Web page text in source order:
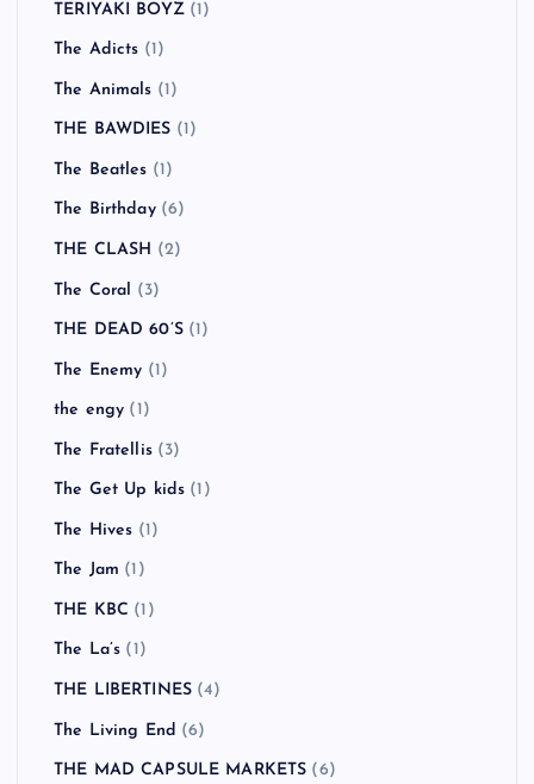
TERIYAKI BOYZ(1)
The Adicts (1)
The Animals (1)
THE BAWDIES (1)
The Beatles (1)
The Birthday(6)
THE CLASH (2)
The Coral (3)
THE DEAD 60’S(1)
The Enemy (1)
the engy (1)
The Fratellis(3)
The Get Up kids (1)
The Hives (1)
The Jam (1)
THE KBC (1)
The La’s (1)
THE LIBERTINES (4)
The Living End (6)
THE MAD CAPSULE MARKETS (6)